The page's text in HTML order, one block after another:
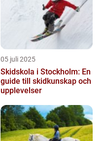
05 juli 2025
Skidskola i Stockholm: En
guide till skidkunskap och
upplevelser